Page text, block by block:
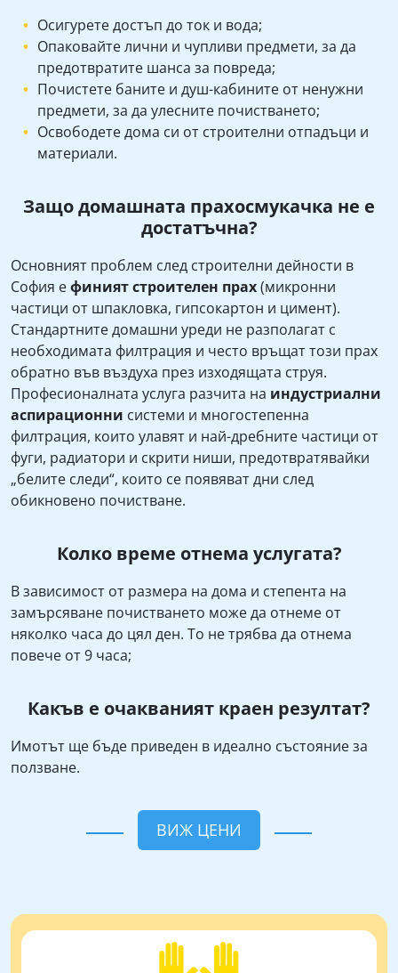
Осигурете достъп до ток и вода;
Опаковайте лични и чупливи предмети, за да
предотвратите шанса за повреда;
Почистете баните и душ-кабините от ненужни
предмети, за да улесните почистването;
Освободете дома си от строителни отпадъци и
материали.
Защо домашната прахосмукачка не е
достатъчна?
Основният проблем след строителни дейности в
София ефиният строителен прах(микронни
частици от шпакловка, гипсокартон и цимент).
Стандартните домашни уреди не разполагат с
необходимата филтрация и често връщат този прах
обратно във въздуха през изходящата струя.
Професионалната услуга разчита на индустриални
аспирационни системи и многостепенна
филтрация, които улавят и най-дребните частици от
фуги, радиатори и скрити ниши, предотвратявайки
„белите следи“, които се появяват дни след
обикновено почистване.
Колко време отнема услугата?
В зависимост от размера на дома и степента на
замърсяване почистването може да отнеме от
няколко часа до цял ден. То не трябва да отнема
повече от 9 часа;
Какъв е очакваният краен резултат?
Имотът ще бъде приведен в идеално състояние за
ползване.
ВИЖ ЦЕНИ